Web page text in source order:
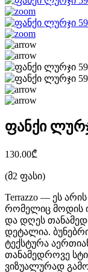
ფანქი
130.00₾
(მ2 ფასი)
Terrazzo — ეს
რომელიც მოდის
და დღეს
დეტალია.
ტექსტურა
თანამედროვე
ვიზუალურად